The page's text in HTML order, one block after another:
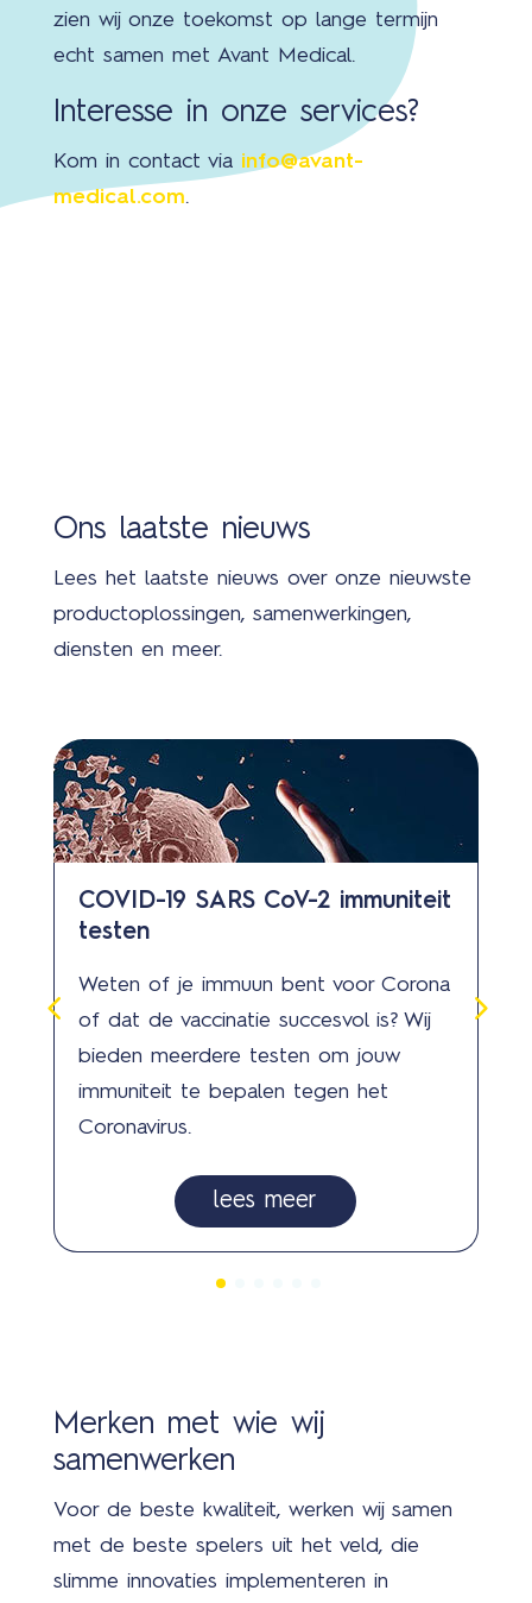
zien wij onze toekomst op lange termijn
echt samen met Avant Medical.
Interesse in onze services?
Kom in contact via info@avant-
medical.com.
Ons laatste nieuws
Lees het laatste nieuws over onze nieuwste
productoplossingen, samenwerkingen,
diensten en meer.
COVID-19 SARS CoV-2 immuniteit
testen
Weten of je immuun bent voor Corona
of dat de vaccinatie succesvol is? Wij
bieden meerdere testen om jouw
immuniteit te bepalen tegen het
Coronavirus.
lees meer
Merken met wie wij
samenwerken
Voor de beste kwaliteit, werken wij samen
met de beste spelers uit het veld, die
slimme innovaties implementeren in